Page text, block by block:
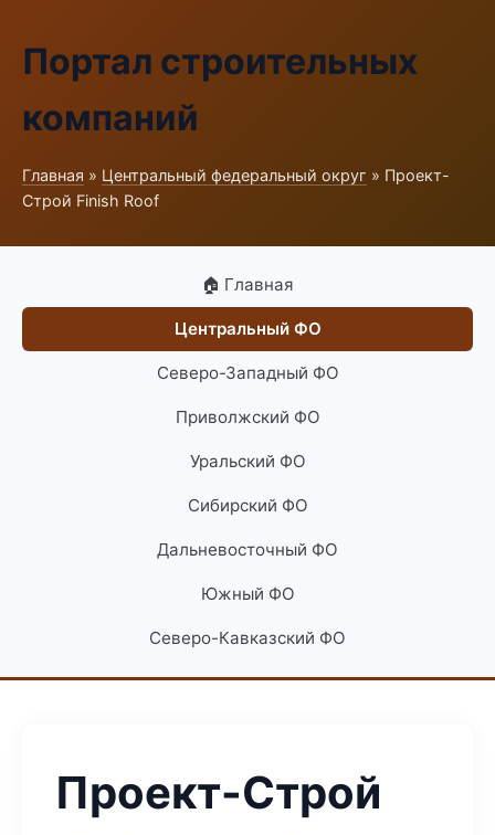
Портал строительных
компаний
Главная » Центральный федеральный округ » Проект-
Строй Finish Roof
🏠 Главная
Центральный ФО
Северо-Западный ФО
Приволжский ФО
Уральский ФО
Сибирский ФО
Дальневосточный ФО
Южный ФО
Северо-Кавказский ФО
Проект-Строй